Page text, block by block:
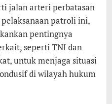
jalan arteri perbatasan
pelaksanaan patroli ini,
pentingnya
seperti TNI dan
untuk menjaga situasi
di wilayah hukum